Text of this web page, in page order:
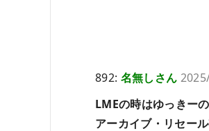
892: 名無しさん
LMEの時はゆっきー
アーカイブ・リセー